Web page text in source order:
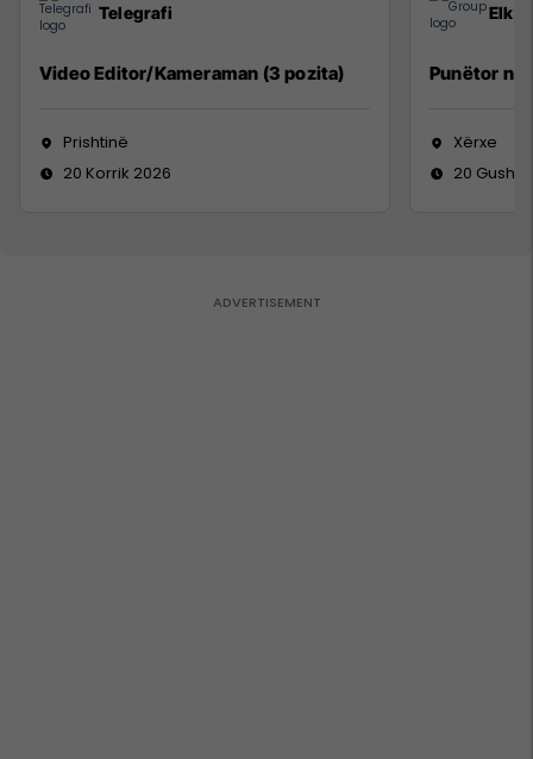
Telegrafi
Video Editor/Kameraman (3 pozita)
Prishtinë
20 Korrik 2026
Punëtor në
Xërxe
20 Gusht